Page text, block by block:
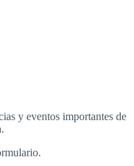
y eventos importantes de